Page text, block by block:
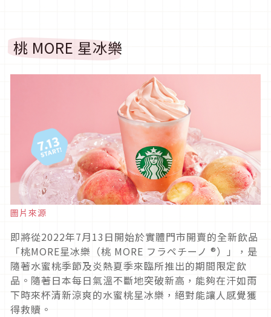
桃 MORE 星冰樂
圖片來源
即將從2022年7月13日開始於實體門市開賣的全新飲品
「桃MORE星冰樂（桃 MORE フラペチーノ ®）」，是
隨著水蜜桃季節及炎熱夏季來臨所推出的期間限定飲
品。隨著日本每日氣溫不斷地突破新高，能夠在汗如雨
下時來杯清新涼爽的水蜜桃星冰樂，絕對能讓人感覺獲
得救贖。